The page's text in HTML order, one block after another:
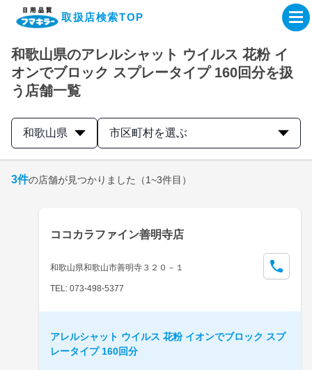
取扱店検索TOP
企業・IR情報サイト
オンラインショップ
製品検索はこちら
和歌山県のアレルシャット ウイルス 花粉 イ
オンでブロック スプレータイプ 160回分を扱
う店舗一覧
和歌山県 市区町村を選ぶ
3件の店舗が見つかりました （1~3件目）
ココカラファイン善明寺店
和歌山県和歌山市善明寺３２０－１
TEL: 073-498-5377
アレルシャット ウイルス 花粉 イオンでブロック スプ
レータイプ 160回分